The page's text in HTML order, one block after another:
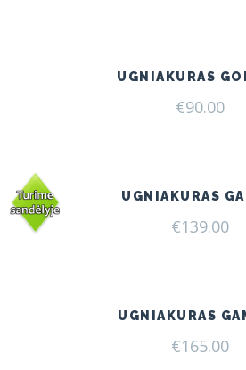
UGNIAKURAS
€90.00
UGNIAKURAS
€139.00
UGNIAKURAS
€165.00